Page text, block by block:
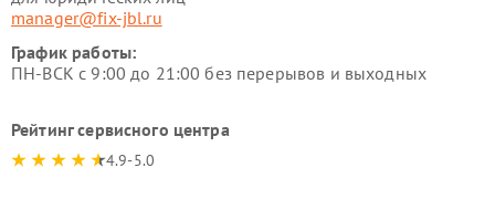
manager@fix-jbl.ru
График работы:
ПН-ВСК с 9:00 до 21:00 без перерывов и выходных
Рейтинг сервисного центра
4.9-5.0